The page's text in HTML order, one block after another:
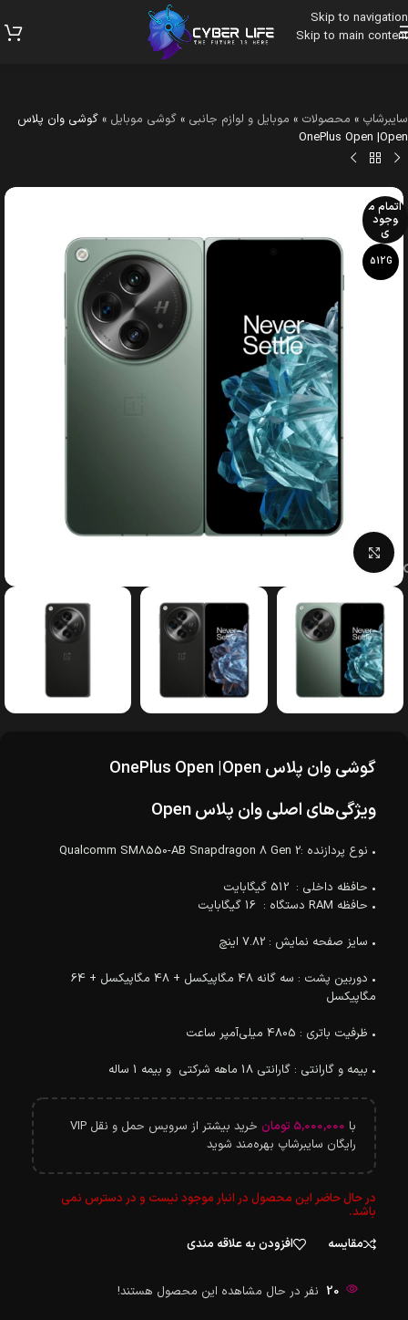
Skip to navigation
Skip to main content
سایبرشاپ » محصولات » موبایل و لوازم جانبی » گوشی موبایل » گوشی وان پلاس
OnePlus Open |Open
اتمام م
وجود
ی
512G
بزرگنمایی تصویر
گوشی وان پلاس OnePlus Open |Open
ویژگی‌های اصلی وان پلاس Open
• نوع پردازنده :Qualcomm SM8550-AB Snapdragon 8 Gen 2
• حافظه داخلی : 512 گیگابایت
• حافظه RAM دستگاه : 16 گیگابایت
• سایز صفحه نمایش : 7.82 اینچ
• دوربین پشت : سه گانه 48 مگاپیکسل + 48 مگاپیکسل + 64
مگاپیکسل
• ظرفیت باتری : 4805 میلی‌آمپر ساعت
• بیمه و گارانتی : گارانتی 18 ماهه شرکتی و بیمه 1 ساله
با 5,000,000 تومان
خرید بیشتر از سرویس حمل و نقل VIP
رایگان سایبرشاپ بهره‌مند شوید
در حال حاضر این محصول در انبار موجود نیست و در دسترس نمی
باشد.
مقایسه
افزودن به علاقه مندی
20 نفر در حال مشاهده این محصول هستند!